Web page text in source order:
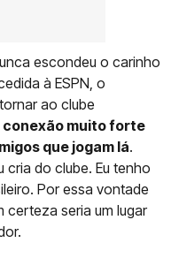
escondeu o carinho
à ESPN, o
ao clube
conexão muito forte
que jogam lá.
cria do clube. Eu tenho
Por essa vontade
certeza seria um lugar